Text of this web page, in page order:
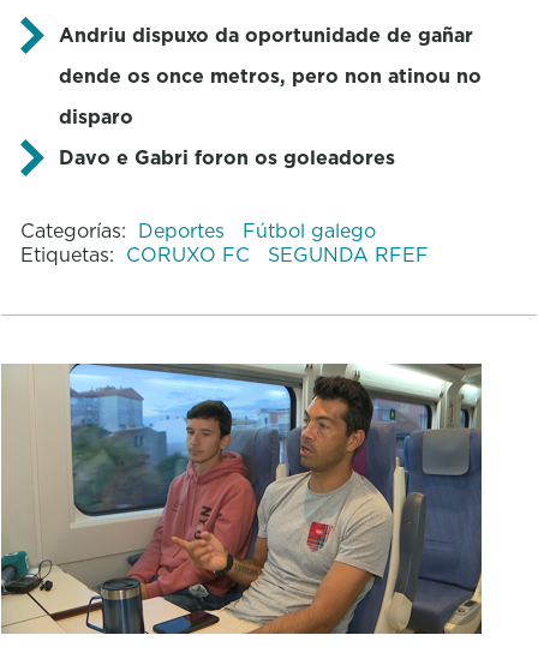
Andriu dispuxo da oportunidade de gañar
dende os once metros, pero non atinou no
disparo
Davo e Gabri foron os goleadores
Categorías: Deportes
Fútbol galego
Etiquetas: CORUXO FC SEGUNDA RFEF